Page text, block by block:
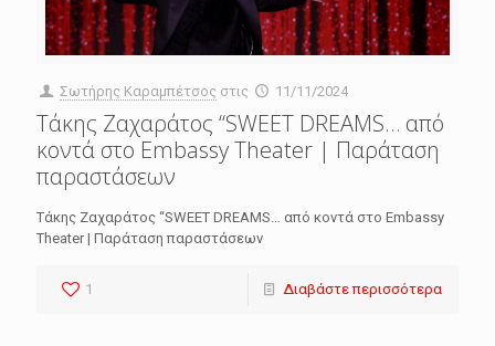
Σωτήρης Καραμπέτσος στις 11/11/2024
Tάκης Ζαχαράτος “SWEET DREAMS… από
κοντά στο Embassy Theater | Παράταση
παραστάσεων
Tάκης Ζαχαράτος “SWEET DREAMS… από κοντά στο Embassy
Theater | Παράταση παραστάσεων
1 Διαβάστε περισσότερα